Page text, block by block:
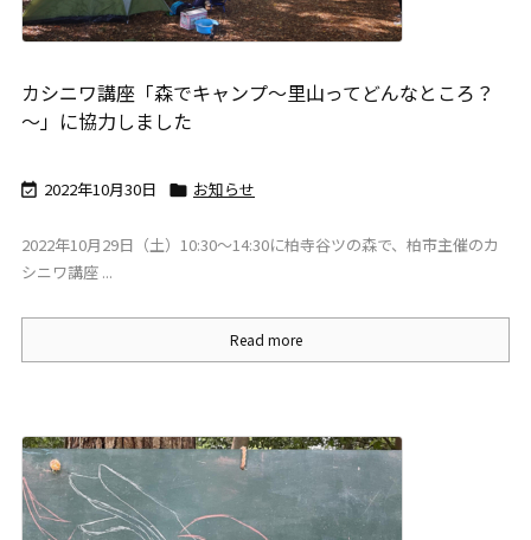
カシニワ講座「森でキャンプ～里山ってどんなところ？
～」に協力しました
 2022年10月30日  お知らせ
2022年10月29日（土）10:30～14:30に柏寺谷ツの森で、柏市主催のカ
シニワ講座 ...
Read more